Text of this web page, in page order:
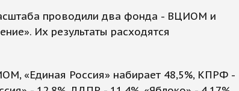
проводили два фонда - ВЦИОМ и
Их результаты расходятся
«Единая Россия» набирает 48,5%, КПРФ -